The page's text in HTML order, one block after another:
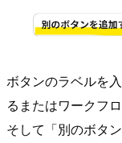
ボタンのラベルを
るまたはワークフ
そして「別のボタ